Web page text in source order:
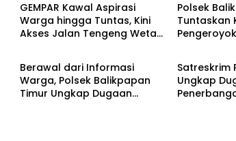
GEMPAR Kawal Aspirasi
Warga hingga Tuntas, Kini
Akses Jalan Tengeng Wetan
Polsek
Tuntaskan
Hukum
Berita
Berawal dari Informasi
Warga, Polsek Balikpapan
Timur Ungkap Dugaan
Berita
Satreskrim
Ungkap